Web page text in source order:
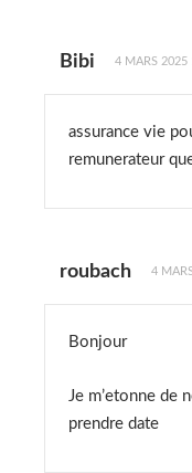
Bibi 4 MARS 2025
assurance vie
remunerateur
roubach 4
Bonjour
Je m’etonne de
prendre date